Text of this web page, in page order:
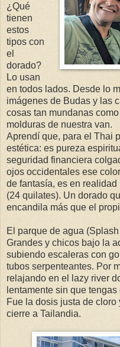
¿Qué
tienen
estos
tipos con
el
dorado?
Lo usan
en todos lados. Desde lo
imágenes de Budas y las
cosas tan mundanas
molduras de nuestra van.
Aprendí que, para el Thai
estética: es pureza
seguridad financiera
ojos occidentales ese
de fantasía, es en
(24 quilates). Un dorado
encandila más que el
El parque de agua
Grandes y chicos bajo la
subiendo escaleras con
tubos serpenteantes. Por
relajando en el lazy river
lentamente sin que tengas
Fue la dosis justa de
cierre a Tailandia.